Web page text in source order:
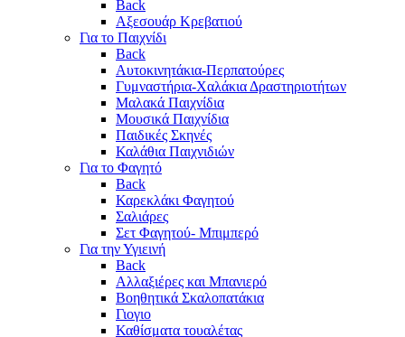
Back
Αξεσουάρ Κρεβατιού
Για το Παιχνίδι
Back
Αυτοκινητάκια-Περπατούρες
Γυμναστήρια-Χαλάκια Δραστηριοτήτων
Μαλακά Παιχνίδια
Μουσικά Παιχνίδια
Παιδικές Σκηνές
Καλάθια Παιχνιδιών
Για το Φαγητό
Back
Καρεκλάκι Φαγητού
Σαλιάρες
Σετ Φαγητού- Μπιμπερό
Για την Υγιεινή
Back
Αλλαξιέρες και Μπανιερό
Βοηθητικά Σκαλοπατάκια
Γιογιο
Καθίσματα τουαλέτας